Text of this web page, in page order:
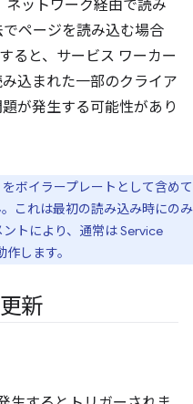
ネットワーク経由で読み
ページを読み込む場合
ると、サービス ワーカー
込まれた一部のクライア
が発生する可能性があり
をボイラープレートとして含めて
これは最初の読み込み時にのみ
トにより、通常は Service
します。
新